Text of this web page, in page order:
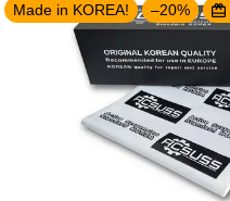
Made in KOREA! –20%